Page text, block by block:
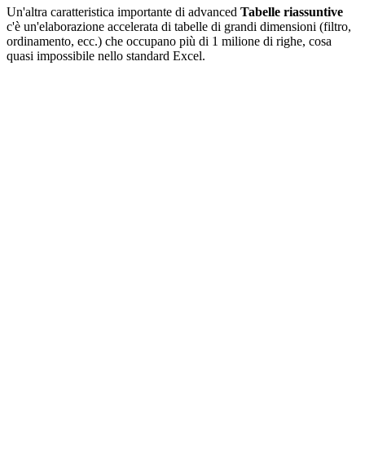
Un'altra caratteristica importante di advanced Tabelle riassuntive
c'è un'elaborazione accelerata di tabelle di grandi dimensioni (filtro,
ordinamento, ecc.) che occupano più di 1 milione di righe, cosa
quasi impossibile nello standard Excel.